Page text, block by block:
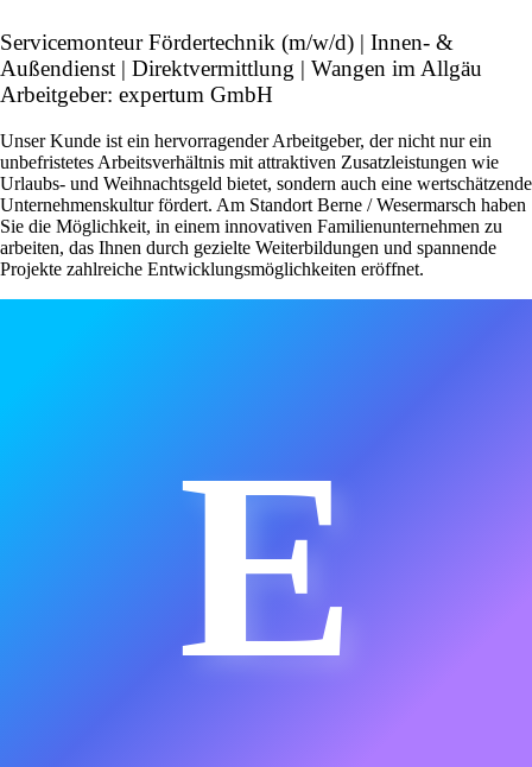
Servicemonteur Fördertechnik (m/w/d) | Innen- &
Außendienst | Direktvermittlung | Wangen im Allgäu
Arbeitgeber: expertum GmbH
Unser Kunde ist ein hervorragender Arbeitgeber, der nicht nur ein
unbefristetes Arbeitsverhältnis mit attraktiven Zusatzleistungen wie
Urlaubs- und Weihnachtsgeld bietet, sondern auch eine wertschätzende
Unternehmenskultur fördert. Am Standort Berne / Wesermarsch haben
Sie die Möglichkeit, in einem innovativen Familienunternehmen zu
arbeiten, das Ihnen durch gezielte Weiterbildungen und spannende
Projekte zahlreiche Entwicklungsmöglichkeiten eröffnet.
E